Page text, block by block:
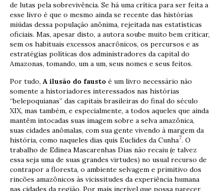
de lutas pela sobrevivência. Se há uma crítica para ser feita a
esse livro é que o mesmo ainda se recente das histórias
miúdas dessa população anônima, rejeitada nas estatísticas
oficiais. Mas, apesar disto, a autora soube muito bem criticar,
sem os habituais excessos anacrônicos, os percursos e as
estratégias políticas dos administradores da capital do
Amazonas, tomando, um a um, seus nomes e seus feitos.
Por tudo, A ilusão do fausto é um livro necessário não
somente a historiadores interessados nas histórias
“belepoquianas” das capitais brasileiras do final do século
XIX, mas também, e especialmente, a todos aqueles que ainda
mantêm intocadas suas imagem sobre a selva amazônica,
suas cidades anômalas, com sua gente vivendo à margem da
história, como naqueles dias quis Euclides da Cunha7. O
trabalho de Edinea Mascarenhas Dias não recaiu (e talvez
essa seja uma de suas grandes virtudes) no usual recurso de
contrapor a floresta, o ambiente selvagem e primitivo dos
rincões amazônicos às vicissitudes da experiência humana
nas cidades da região. Por mais incrível que possa parecer,